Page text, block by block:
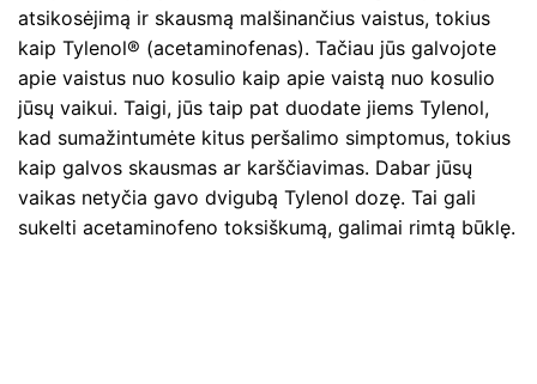
atsikosėjimą ir skausmą malšinančius vaistus, tokius
kaip Tylenol® (acetaminofenas). Tačiau jūs galvojote
apie vaistus nuo kosulio kaip apie vaistą nuo kosulio
jūsų vaikui. Taigi, jūs taip pat duodate jiems Tylenol,
kad sumažintumėte kitus peršalimo simptomus, tokius
kaip galvos skausmas ar karščiavimas. Dabar jūsų
vaikas netyčia gavo dvigubą Tylenol dozę. Tai gali
sukelti acetaminofeno toksiškumą, galimai rimtą būklę.